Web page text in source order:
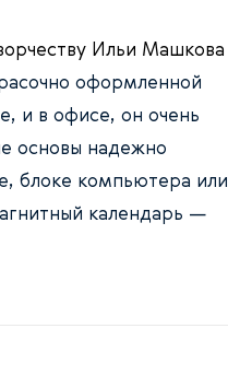
Ильи Машкова
оформленной
и в офисе, он очень
основы надежно
блоке компьютера или
календарь —